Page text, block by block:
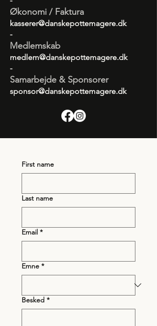
Økonomi / Faktura
kasserer@danskepottemagere.dk
-
Medlemskab
medlem@danskepottemagere.dk
-
Samarbejde & Sponsorer
sponsor@danskepottemagere.dk
First name
Last name
Email *
Emne *
Besked *